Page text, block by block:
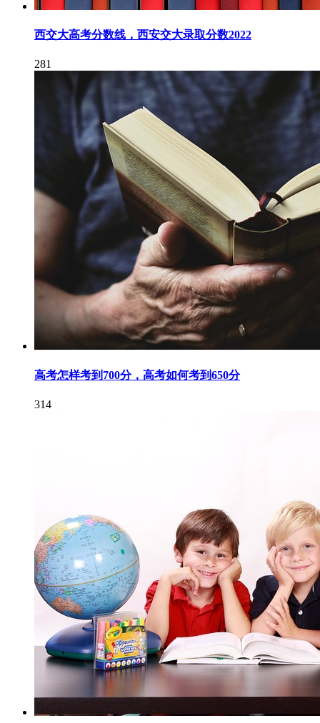
西交大高考分数线，西安交大录取分数2022
281
高考怎样考到700分，高考如何考到650分
314